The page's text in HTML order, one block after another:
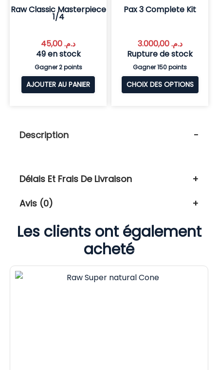
Raw Classic Masterpiece
1/4
د.م.
49 en stock
Gagner 2 points
AJOUTER AU PANIER
Pax 3 Complete Kit
د.م.3.000,00
Rupture de stock
Gagner 150 points
CHOIX DES OPTIONS
Description
Délais Et Frais De Livraison
Avis (0)
Les clients ont également
acheté